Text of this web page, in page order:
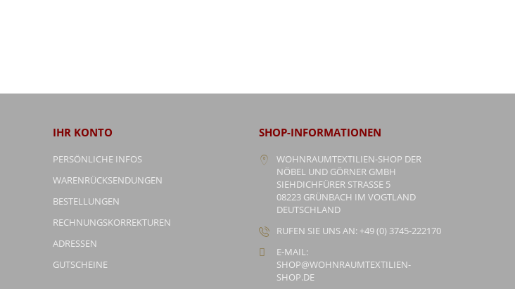
IHR KONTO
PERSÖNLICHE INFOS
WARENRÜCKSENDUNGEN
BESTELLUNGEN
RECHNUNGSKORREKTUREN
ADRESSEN
GUTSCHEINE
SHOP-INFORMATIONEN
WOHNRAUMTEXTILIEN-SHOP DER
NÖBEL UND GÖRNER GMBH
SIEHDICHFÜRER STRASSE 5
08223 GRÜNBACH IM VOGTLAND
DEUTSCHLAND
RUFEN SIE UNS AN: +49 (0) 3745-222170
E-MAIL:
SHOP@WOHNRAUMTEXTILIEN-
SHOP.DE